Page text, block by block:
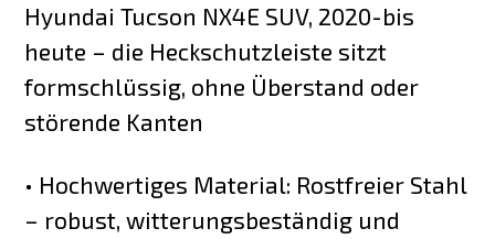
Hyundai Tucson NX4E SUV, 2020-bis
heute – die Heckschutzleiste sitzt
formschlüssig, ohne Überstand oder
störende Kanten
• Hochwertiges Material: Rostfreier Stahl
– robust, witterungsbeständig und